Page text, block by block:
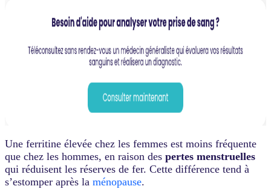
Une ferritine élevée chez les femmes est moins fréquente
que chez les hommes, en raison des pertes menstruelles
qui réduisent les réserves de fer. Cette différence tend à
s’estomper après la ménopause.